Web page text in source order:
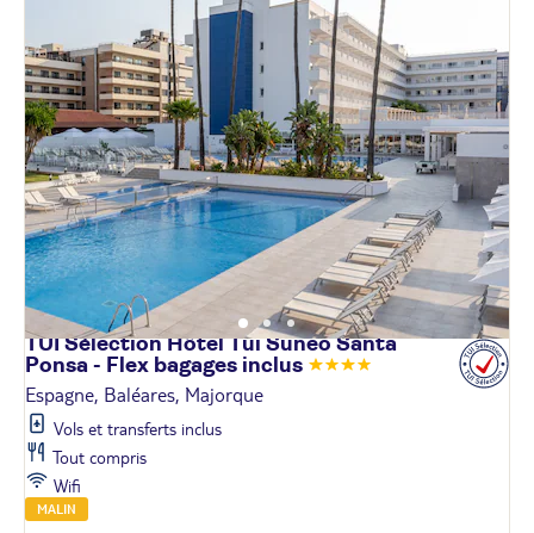
TUI Sélection Hôtel Tui Suneo Santa
Ponsa - Flex bagages inclus
Espagne, Baléares, Majorque
Vols et transferts inclus
Tout compris
Wifi
MALIN